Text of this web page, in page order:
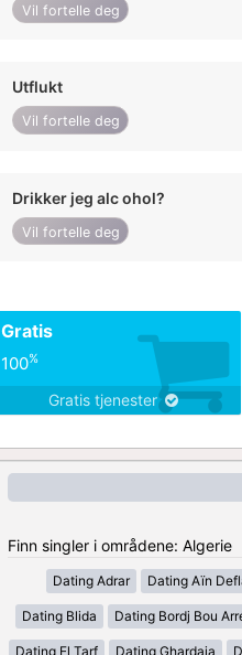
Vil fortelle deg
Utflukt
Vil fortelle deg
Drikker jeg alc ohol?
Vil fortelle deg
Gratis
100%
Gratis tjenester
Finn singler i områdene: Algerie
Dating Adrar Dating Aïn
Dating Blida Dating Bordj Bou
Dating El Tarf Dating Ghardaia